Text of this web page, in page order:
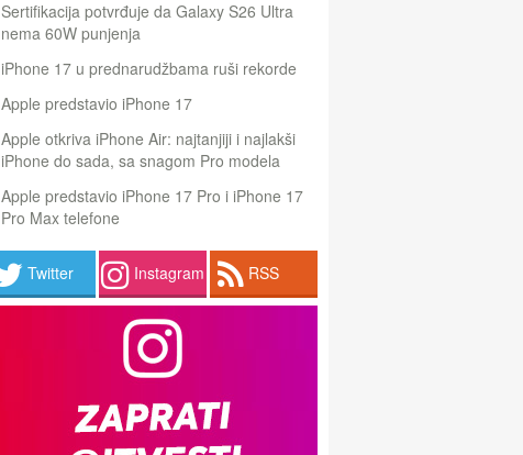
Sertifikacija potvrđuje da Galaxy S26 Ultra
nema 60W punjenja
iPhone 17 u prednarudžbama ruši rekorde
Apple predstavio iPhone 17
Apple otkriva iPhone Air: najtanjiji i najlakši
iPhone do sada, sa snagom Pro modela
Apple predstavio iPhone 17 Pro i iPhone 17
Pro Max telefone
Twitter Instagram RSS